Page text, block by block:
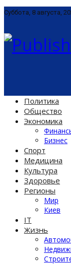
Суббота, 8 августа,
Политика
Общество
Экономика
Бизнес
Спорт
Медицина
Культура
Здоровье
Регионы
Мир
Киев
IT
Жизнь